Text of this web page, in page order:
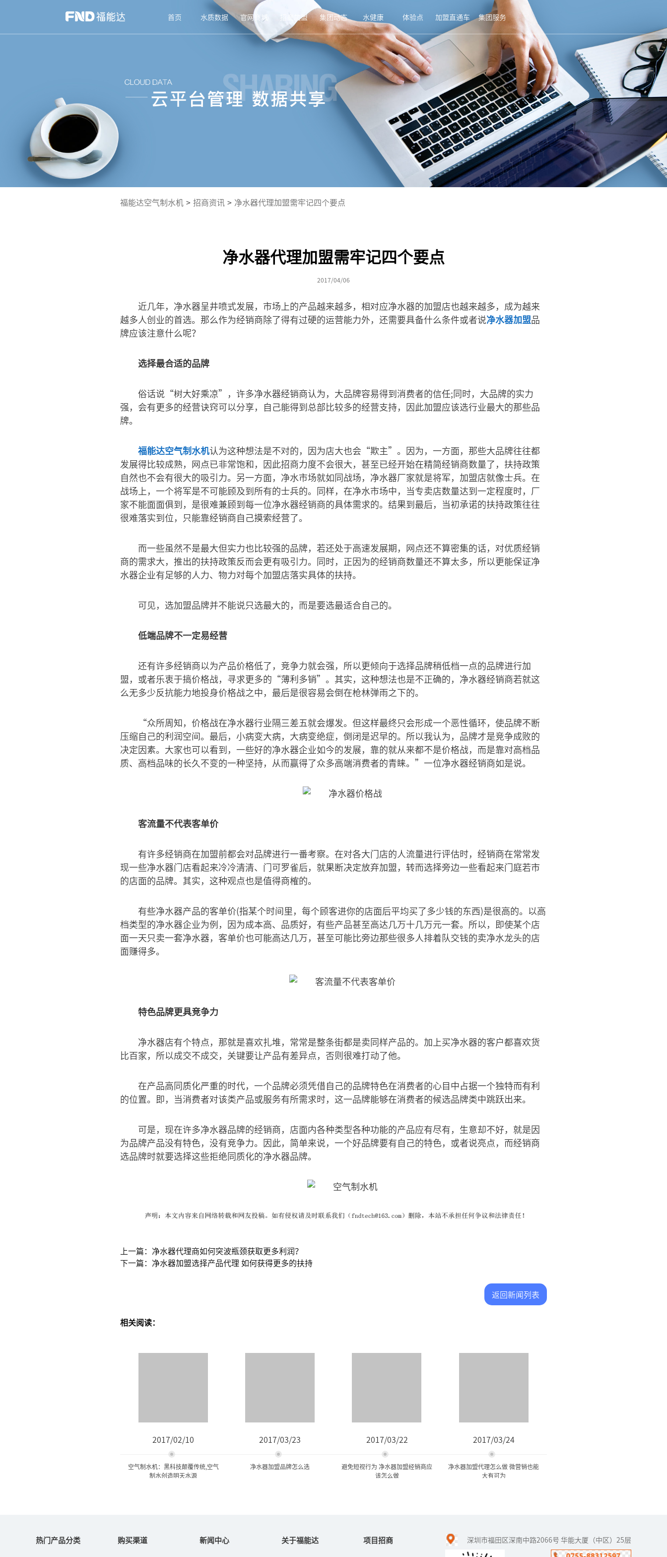
首页 水质数据 官网商城 招商加盟 集团动态 水健康 体验点 加盟直通车 集团服务
福能达空气制水机 > 招商资讯 > 净水器代理加盟需牢记四个要点
净水器代理加盟需牢记四个要点
2017/04/06
近几年，净水器呈井喷式发展，市场上的产品越来越多，相对应净水器的加盟店也越来越多，成为越来
越多人创业的首选。那么作为经销商除了得有过硬的运营能力外，还需要具备什么条件或者说净水器加盟品
牌应该注意什么呢？
选择最合适的品牌
俗话说“树大好乘凉”，许多净水器经销商认为，大品牌容易得到消费者的信任;同时，大品牌的实力
强，会有更多的经营诀窍可以分享，自己能得到总部比较多的经营支持，因此加盟应该选行业最大的那些品
牌。
福能达空气制水机认为这种想法是不对的，因为店大也会“欺主”。因为，一方面，那些大品牌往往都
发展得比较成熟，网点已非常饱和，因此招商力度不会很大，甚至已经开始在精简经销商数量了，扶持政策
自然也不会有很大的吸引力。另一方面，净水市场就如同战场，净水器厂家就是将军，加盟店就像士兵。在
战场上，一个将军是不可能顾及到所有的士兵的。同样，在净水市场中，当专卖店数量达到一定程度时，厂
家不能面面俱到，是很难兼顾到每一位净水器经销商的具体需求的。结果到最后，当初承诺的扶持政策往往
很难落实到位，只能靠经销商自己摸索经营了。
而一些虽然不是最大但实力也比较强的品牌，若还处于高速发展期，网点还不算密集的话，对优质经销
商的需求大，推出的扶持政策反而会更有吸引力。同时，正因为的经销商数量还不算太多，所以更能保证净
水器企业有足够的人力、物力对每个加盟店落实具体的扶持。
可见，选加盟品牌并不能说只选最大的，而是要选最适合自己的。
低端品牌不一定易经营
还有许多经销商以为产品价格低了，竞争力就会强，所以更倾向于选择品牌稍低档一点的品牌进行加
盟，或者乐衷于搞价格战，寻求更多的“薄利多销”。其实，这种想法也是不正确的，净水器经销商若就这
么无多少反抗能力地投身价格战之中，最后是很容易会倒在枪林弹雨之下的。
“众所周知，价格战在净水器行业隔三差五就会爆发。但这样最终只会形成一个恶性循环，使品牌不断
压缩自己的利润空间。最后，小病变大病，大病变绝症，倒闭是迟早的。所以我认为，品牌才是竞争成败的
决定因素。大家也可以看到，一些好的净水器企业如今的发展，靠的就从来都不是价格战，而是靠对高档品
质、高档品味的长久不变的一种坚持，从而赢得了众多高端消费者的青睐。”一位净水器经销商如是说。
客流量不代表客单价
有许多经销商在加盟前都会对品牌进行一番考察。在对各大门店的人流量进行评估时，经销商在常常发
现一些净水器门店看起来冷冷清清、门可罗雀后，就果断决定放弃加盟，转而选择旁边一些看起来门庭若市
的店面的品牌。其实，这种观点也是值得商榷的。
有些净水器产品的客单价(指某个时间里，每个顾客进你的店面后平均买了多少钱的东西)是很高的。以高
档类型的净水器企业为例，因为成本高、品质好，有些产品甚至高达几万十几万元一套。所以，即使某个店
面一天只卖一套净水器，客单价也可能高达几万，甚至可能比旁边那些很多人排着队交钱的卖净水龙头的店
面赚得多。
特色品牌更具竞争力
净水器店有个特点，那就是喜欢扎堆，常常是整条街都是卖同样产品的。加上买净水器的客户都喜欢货
比百家，所以成交不成交，关键要让产品有差异点，否则很难打动了他。
在产品高同质化严重的时代，一个品牌必须凭借自己的品牌特色在消费者的心目中占据一个独特而有利
的位置。即，当消费者对该类产品或服务有所需求时，这一品牌能够在消费者的候选品牌类中跳跃出来。
可是，现在许多净水器品牌的经销商，店面内各种类型各种功能的产品应有尽有，生意却不好，就是因
为品牌产品没有特色，没有竞争力。因此，简单来说，一个好品牌要有自己的特色，或者说亮点，而经销商
选品牌时就要选择这些拒绝同质化的净水器品牌。
上一篇：净水器代理商如何突波瓶颈获取更多利润？
下一篇：净水器加盟选择产品代理 如何获得更多的扶持
返回新闻列表
相关阅读：
2017/02/10
空气制水机：黑科技颠覆传统,空气
制水创造明天水源
2017/03/23
净水器加盟品牌怎么选
2017/03/22
避免短视行为 净水器加盟经销商应
该怎么做
2017/03/24
净水器加盟代理怎么做 微营销也能
大有可为
热门产品分类 购买渠道 新闻中心 关于福能达 项目招商 深圳市福田区深南中路2066号 华能大厦（中区）25层